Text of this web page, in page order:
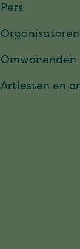
Pers
Organisatoren
Omwonenden
Artiesten en